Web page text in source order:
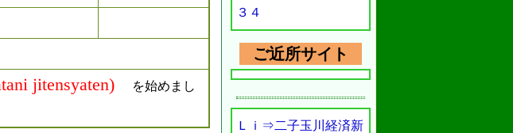
３４
ご近所サイト
Ｌｉ⇒二子玉川経済新
jitensyaten)
を始めまし